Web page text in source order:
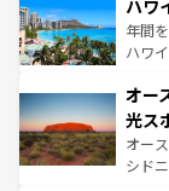
のよ
ンメ
西部
部の
文化
しみ
るだ
ハワ
年間
ハワ
ワイ
島だ
おす
文化
オー
光ス
オー
シド